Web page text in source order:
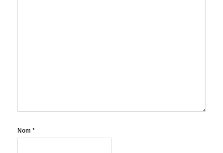
Nom *